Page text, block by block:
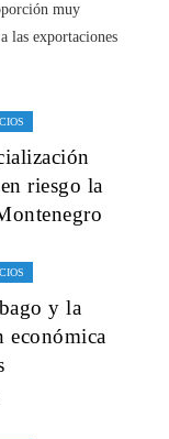
muy
las exportaciones
riesgo la
y la
económica